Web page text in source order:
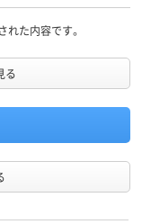
れた内容です。
る